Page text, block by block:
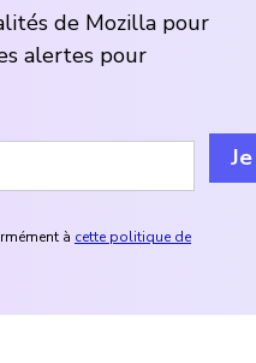
de Mozilla pour
alertes pour
à cette politique de